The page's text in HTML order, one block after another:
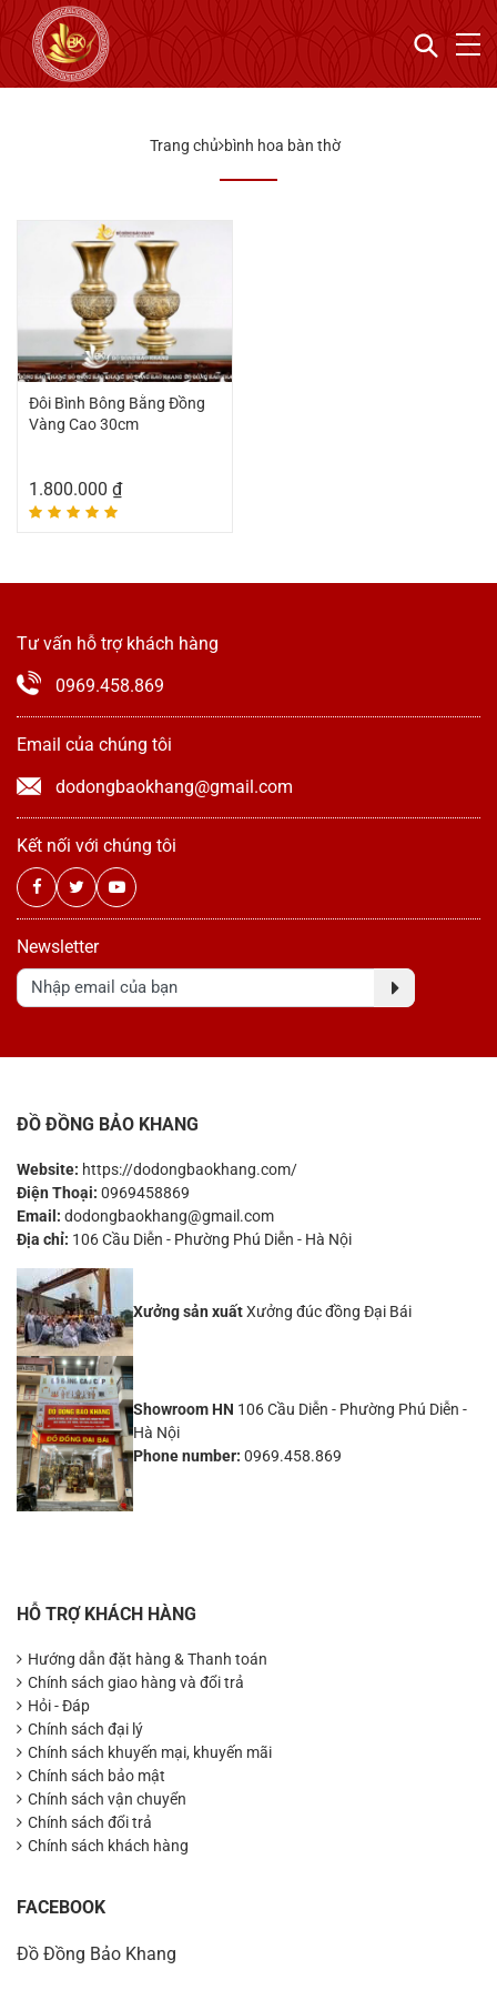
Trang chủ bình hoa bàn thờ
Đôi Bình Bông Bằng Đồng
Vàng Cao 30cm
1.800.000 ₫
Tư vấn hỗ trợ khách hàng
0969.458.869
Email của chúng tôi
dodongbaokhang@gmail.com
Kết nối với chúng tôi
Newsletter
ĐỒ ĐỒNG BẢO KHANG
Website: https://dodongbaokhang.com/
Điện Thoại: 0969458869
Email: dodongbaokhang@gmail.com
Địa chỉ: 106 Cầu Diễn - Phường Phú Diễn - Hà Nội
Xưởng sản xuấtXưởng đúc đồng Đại Bái
Showroom HN 106 Cầu Diễn - Phường Phú Diễn -
Hà Nội
Phone number: 0969.458.869
HỖ TRỢ KHÁCH HÀNG
Hướng dẫn đặt hàng & Thanh toán
Chính sách giao hàng và đổi trả
Hỏi - Đáp
Chính sách đại lý
Chính sách khuyến mại, khuyến mãi
Chính sách bảo mật
Chính sách vận chuyển
Chính sách đổi trả
Chính sách khách hàng
FACEBOOK
Đồ Đồng Bảo Khang